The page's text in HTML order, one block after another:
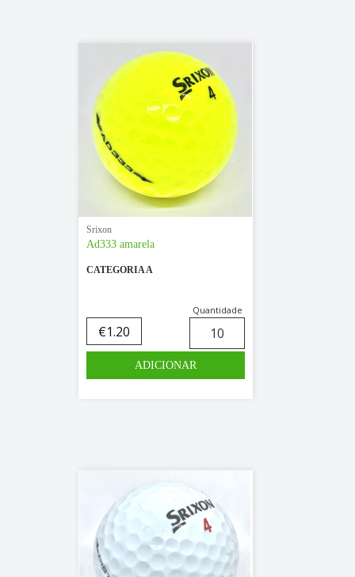
Srixon
Ad333 amarela
CATEGORIA A
€1.20
Quantidade